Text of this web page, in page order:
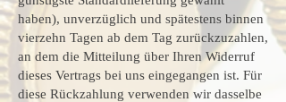
haben), unverzüglich und spätestens binnen
vierzehn Tagen ab dem Tag zurückzuzahlen,
an dem die Mitteilung über Ihren Widerruf
dieses Vertrags bei uns eingegangen ist. Für
diese Rückzahlung verwenden wir dasselbe